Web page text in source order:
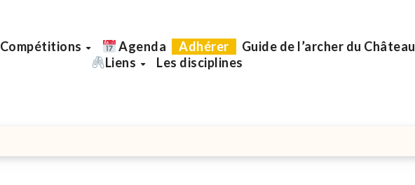
Compétitions Agenda Adhérer
Guide de l’archer du Château
Liens
Les disciplines